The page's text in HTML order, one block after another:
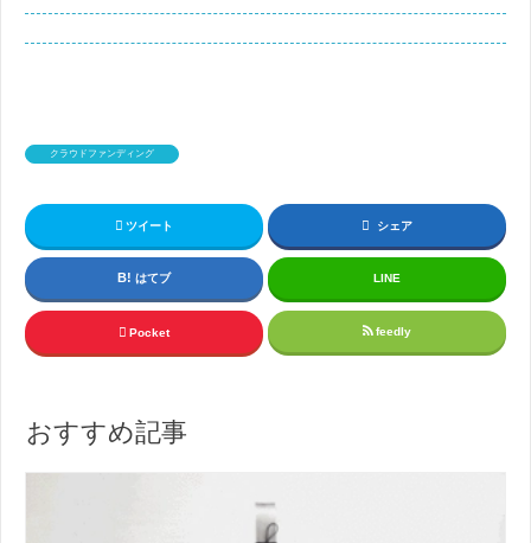
クラウドファンディング
ツイート シェア
はてブ LINE
Pocket feedly
おすすめ記事